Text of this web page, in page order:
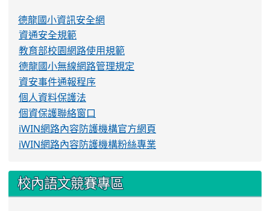
德龍國小資訊安全網
資通安全規範
教育部校園網路使用規範
德龍國小無線網路管理規定
資安事件通報程序
個人資料保護法
個資保護聯絡窗口
iWIN網路內容防護機構官方網頁
iWIN網路內容防護機構粉絲專業
校內語文競賽專區